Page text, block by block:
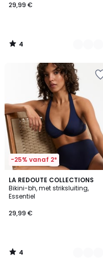
€.
29,99 €
4
/
-25% vanaf 2*
LA REDOUTE COLLECTIONS
Bikini-bh, met striksluiting,
Essentiel
29,99 €
4
/
5
2
Kleuren
4
/